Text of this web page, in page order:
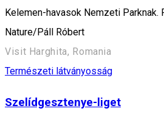
Kelemen-havasok Nemzeti Parknak.
Nature/Páll Róbert
Visit Harghita, Romania
Természeti látványosság
Szelídgesztenye-liget